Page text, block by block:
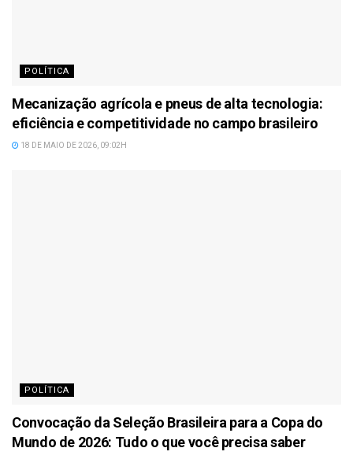
POLÍTICA
Mecanização agrícola e pneus de alta tecnologia:
eficiência e competitividade no campo brasileiro
18 DE MAIO DE 2026, 09:02H
POLÍTICA
Convocação da Seleção Brasileira para a Copa do
Mundo de 2026: Tudo o que você precisa saber